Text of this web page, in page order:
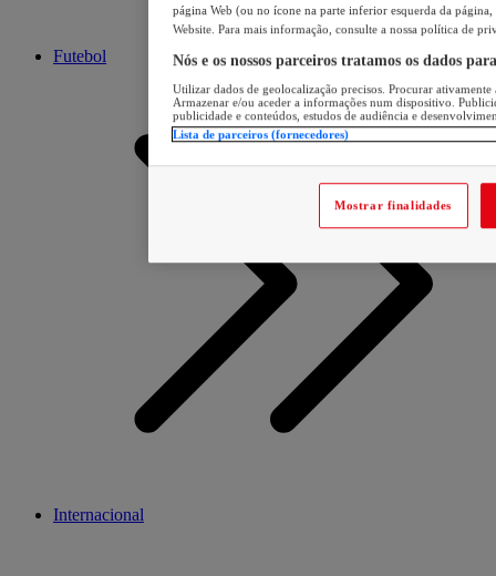
Futebol
Internacional
página Web (ou no ícone na parte inferior esquerda da página,
Website. Para mais informação, consulte a nossa política de
Nós e os nossos parceiros tratamos os dados
Utilizar dados de geolocalização precisos. Procurar
Armazenar e/ou aceder a informações num dispositivo.
publicidade e conteúdos, estudos de audiência e
Lista de parceiros (fornecedores)
Mostrar finalidades